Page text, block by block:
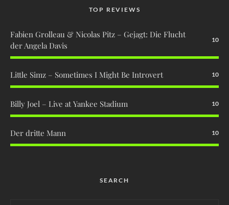
TOP REVIEWS
Fabien Grolleau & Nicolas Pitz – Gejagt: Die Flucht
der Angela Davis
10
Little Simz – Sometimes I Might Be Introvert 10
Billy Joel – Live at Yankee Stadium 10
Der dritte Mann 10
SEARCH